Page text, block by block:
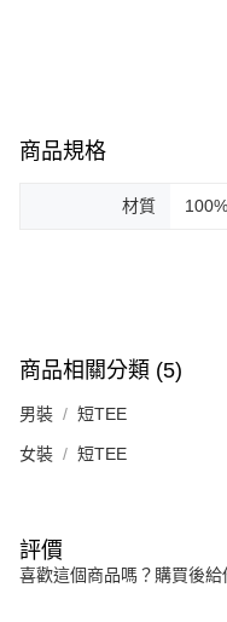
４．使用「AFTEE先享後付
５．嚴禁一人註冊多個帳號或
商品規格
材質
商品相關分類 (5)
男裝 短TEE
女裝 短TEE
評價
喜歡這個商品嗎？購買後給